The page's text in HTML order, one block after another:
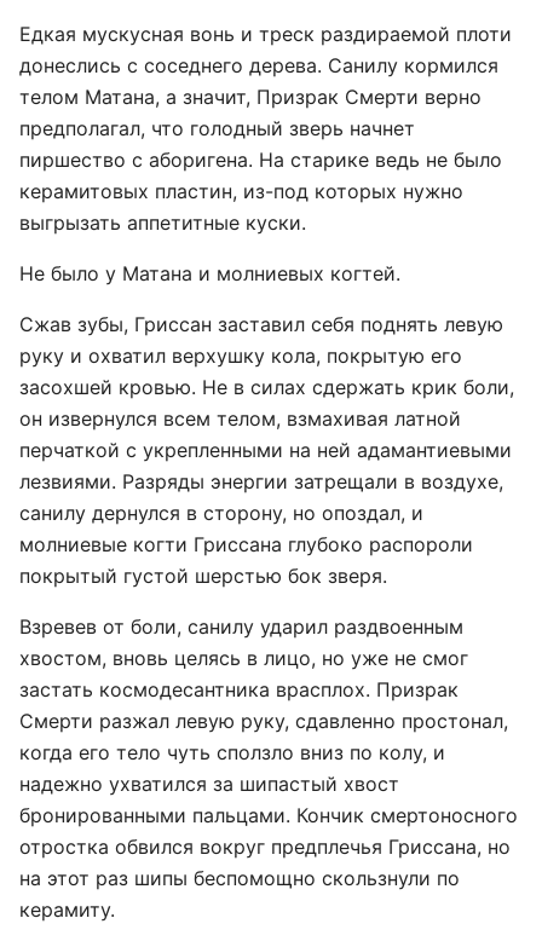
Едкая мускусная вонь и треск раздираемой плоти
донеслись с соседнего дерева. Санилу кормился
телом Матана, а значит, Призрак Смерти верно
предполагал, что голодный зверь начнет
пиршество с аборигена. На старике ведь не было
керамитовых пластин, из-под которых нужно
выгрызать аппетитные куски.
Не было у Матана и молниевых когтей.
Сжав зубы, Гриссан заставил себя поднять левую
руку и охватил верхушку кола, покрытую его
засохшей кровью. Не в силах сдержать крик боли,
он извернулся всем телом, взмахивая латной
перчаткой с укрепленными на ней адамантиевыми
лезвиями. Разряды энергии затрещали в воздухе,
санилу дернулся в сторону, но опоздал, и
молниевые когти Гриссана глубоко распороли
покрытый густой шерстью бок зверя.
Взревев от боли, санилу ударил раздвоенным
хвостом, вновь целясь в лицо, но уже не смог
застать космодесантника врасплох. Призрак
Смерти разжал левую руку, сдавленно простонал,
когда его тело чуть сползло вниз по колу, и
надежно ухватился за шипастый хвост
бронированными пальцами. Кончик смертоносного
отростка обвился вокруг предплечья Гриссана, но
на этот раз шипы беспомощно скользнули по
керамиту.